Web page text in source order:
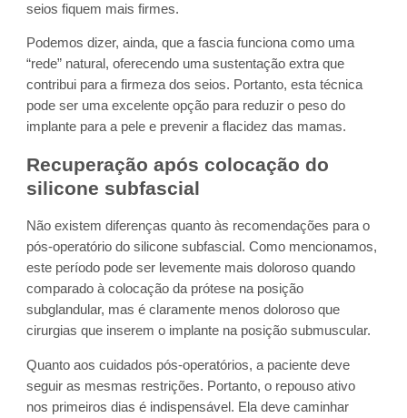
seios fiquem mais firmes.
Podemos dizer, ainda, que a fascia funciona como uma
“rede” natural, oferecendo uma sustentação extra que
contribui para a firmeza dos seios. Portanto, esta técnica
pode ser uma excelente opção para reduzir o peso do
implante para a pele e prevenir a flacidez das mamas.
Recuperação após colocação do
silicone subfascial
Não existem diferenças quanto às recomendações para o
pós-operatório do silicone subfascial. Como mencionamos,
este período pode ser levemente mais doloroso quando
comparado à colocação da prótese na posição
subglandular, mas é claramente menos doloroso que
cirurgias que inserem o implante na posição submuscular.
Quanto aos cuidados pós-operatórios, a paciente deve
seguir as mesmas restrições. Portanto, o repouso ativo
nos primeiros dias é indispensável. Ela deve caminhar